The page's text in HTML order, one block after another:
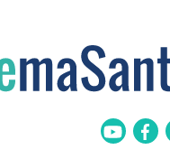
Youtube